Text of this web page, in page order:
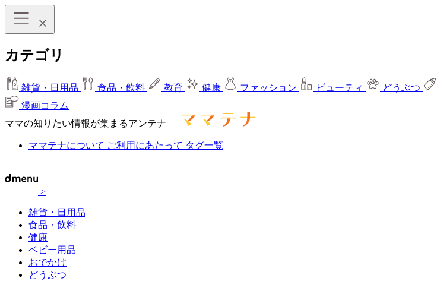
カテゴリ
雑貨・日用品 食品・飲料 教育 健康 ファッション ビューティ どうぶつ
漫画コラム
ママの知りたい情報が集まるアンテナ
ママテナについて ご利用にあたって タグ一覧
>
雑貨・日用品
食品・飲料
健康
ベビー用品
おでかけ
どうぶつ